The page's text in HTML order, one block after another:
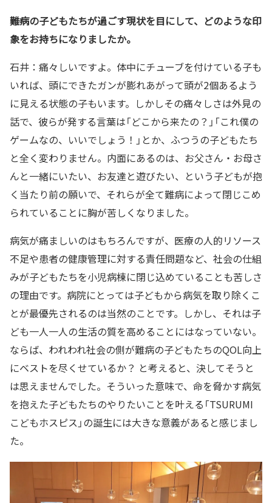
――難病の子どもたちが過ごす現状を目にして、どのような印
象をお持ちになりましたか。
石井：痛々しいですよ。体中にチューブを付けている子も
いれば、頭にできたガンが膨れあがって頭が2個あるよう
に見える状態の子もいます。しかしその痛々しさは外見の
話で、彼らが発する言葉は「どこから来たの？」「これ僕の
ゲームなの、いいでしょう！」とか、ふつうの子どもたち
と全く変わりません。内面にあるのは、お父さん・お母さ
んと一緒にいたい、お友達と遊びたい、という子どもが抱
く当たり前の願いで、それらが全て難病によって閉じこめ
られていることに胸が苦しくなりました。
病気が痛ましいのはもちろんですが、医療の人的リソース
不足や患者の健康管理に対する責任問題など、社会の仕組
みが子どもたちを小児病棟に閉じ込めていることも苦しさ
の理由です。病院にとっては子どもから病気を取り除くこ
とが最優先されるのは当然のことです。しかし、それは子
ども一人一人の生活の質を高めることにはなっていない。
ならば、われわれ社会の側が難病の子どもたちのQOL向上
にベストを尽くせているか？ と考えると、決してそうと
は思えませんでした。そういった意味で、命を脅かす病気
を抱えた子どもたちのやりたいことを叶える「TSURUMI
こどもホスピス」の誕生には大きな意義があると感じまし
た。